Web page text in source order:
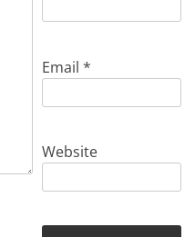
Email *
Website